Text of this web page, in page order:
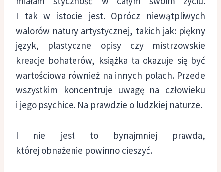
I tak w istocie jest. Oprócz niewątpliwych
walorów natury artystycznej, takich jak: piękny
język, plastyczne opisy czy mistrzowskie
kreacje bohaterów, książka ta okazuje się być
wartościowa również na innych polach. Przede
wszystkim koncentruje uwagę na człowieku
i jego psychice. Na prawdzie o ludzkiej naturze.
I nie jest to bynajmniej prawda,
której obnażenie powinno cieszyć.